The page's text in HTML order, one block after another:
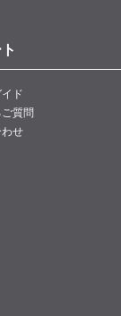
ド
質問
せ